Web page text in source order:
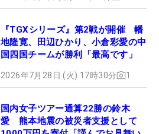
『TGXシリーズ』第2戦が開催 幡
地隆寛、田辺ひかり、小倉彩愛の中
国四国チームが勝利「最高です」
2026年7月28日 (火) 17時30分 1
国内女子ツアー通算22勝の鈴木
愛 熊本地震の被災者支援として